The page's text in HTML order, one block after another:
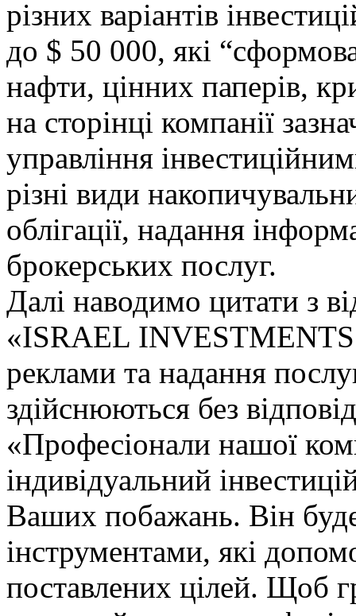
різних варіантів
до $ 50 000, які
нафти, цінних паперів,
на сторінці компанії
управління
різні види
облігації, надання
брокерських послуг.
Далі наводимо цитати з
«ISRAEL INVESTMENTS
реклами та надання
здійснюються без
«Професіонали нашої
індивідуальний
Ваших побажань. Він
інструментами, які
поставлених цілей. Щоб